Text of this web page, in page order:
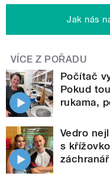
Jak nás
VÍCE Z POŘADU
Počítač
Pokud
rukama,
Vedro
s
záchranář